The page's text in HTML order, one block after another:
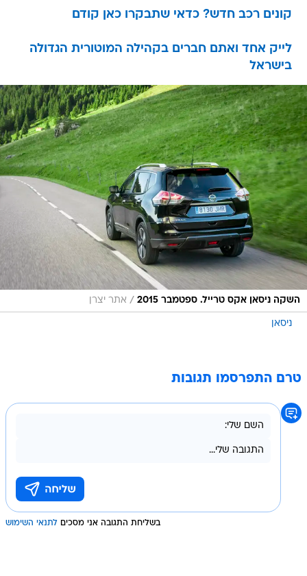
קונים רכב חדש? כדאי שתבקרו כאן קודם
לייק אחד ואתם חברים בקהילה המוטורית הגדולה
בישראל
השקה ניסאן אקס טרייל. ספטמבר 2015 / אתר יצרן
ניסאן
טרם התפרסמו תגובות
בשליחת התגובה אני מסכים לתנאי השימוש